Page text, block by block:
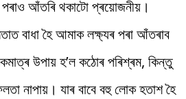
পৰাও আঁতৰি থকাটো প্ৰয়োজনীয়।
বাধা হৈ আমাক লক্ষ্যৰ পৰা আঁতৰাব
উপায় হ’ল কঠোৰ পৰিশ্ৰম, কিন্তু
নাপায়। যাৰ বাবে বহু লোক হতাশ হৈ